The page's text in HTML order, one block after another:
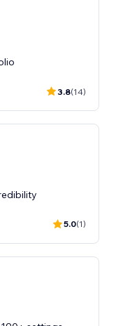
3.8(14)
5.0(1)